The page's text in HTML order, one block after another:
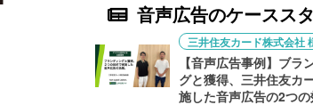
音声広告のケースス
三井住友カード株式会社
【音声広告事例】ブラ
グと獲得、三井住友カ
施した音声広告の2つ